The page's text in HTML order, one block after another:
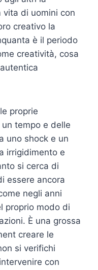
vita di uomini con
creativo la
è il periodo
creatività, cosa
proprie
tempo e delle
uno shock e un
irrigidimento e
si cerca di
essere ancora
negli anni
proprio modo di
È una grossa
creare le
si verifichi
con